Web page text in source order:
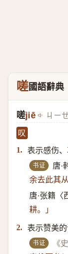
嗟國語辭典
嗟jiē ㄐㄧ
叹
1. 表示感伤、
书证 唐·
余去此其
唐·张籍〈
耕。」
2. 表示赞美的
书证 《